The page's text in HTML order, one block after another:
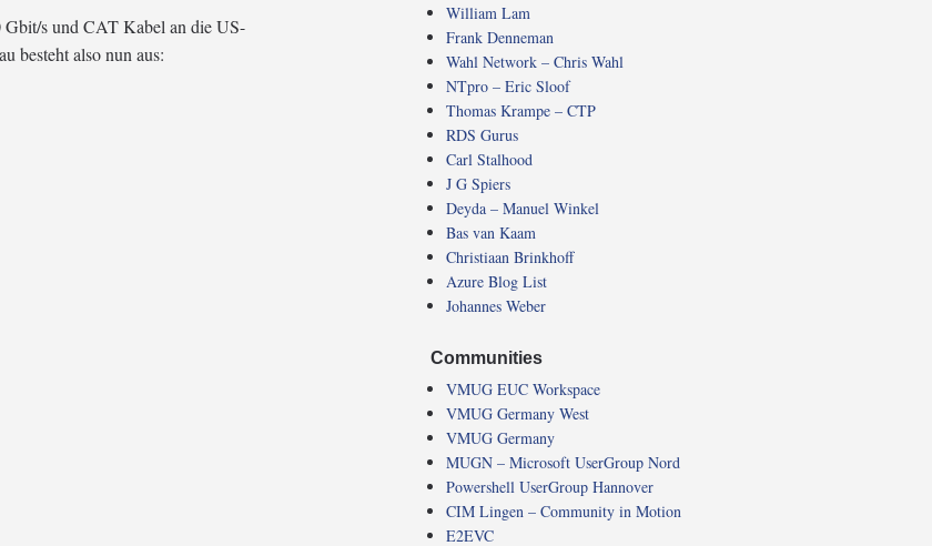
s und CAT Kabel an die US-
besteht also nun aus:
William Lam
Frank Denneman
Wahl Network – Chris Wahl
NTpro – Eric Sloof
Thomas Krampe – CTP
RDS Gurus
Carl Stalhood
J G Spiers
Deyda – Manuel Winkel
Bas van Kaam
Christiaan Brinkhoff
Azure Blog List
Johannes Weber
Communities
VMUG EUC Workspace
VMUG Germany West
VMUG Germany
MUGN – Microsoft UserGroup Nord
Powershell UserGroup Hannover
CIM Lingen – Community in Motion
E2EVC